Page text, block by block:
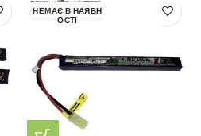
НЕМАЄ В НАЯВН
ОСТІ